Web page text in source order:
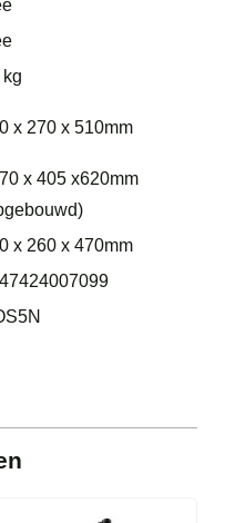
x 270 x 510mm
x 405 x620mm
x 260 x 470mm